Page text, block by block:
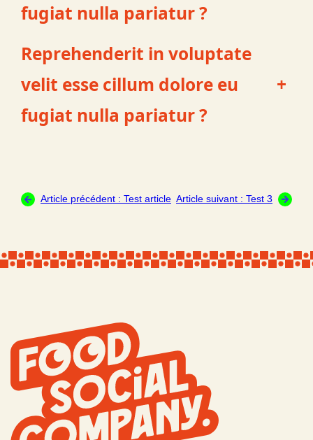
fugiat nulla pariatur ?
Reprehenderit in voluptate
velit esse cillum dolore eu
fugiat nulla pariatur ?
+
Article précédent : Test article Article suivant : Test 3